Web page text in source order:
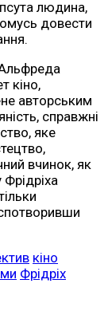
людина,
довести
кіно,
авторським
справжні
яке
вчинок, як
кіно
Фрідріх